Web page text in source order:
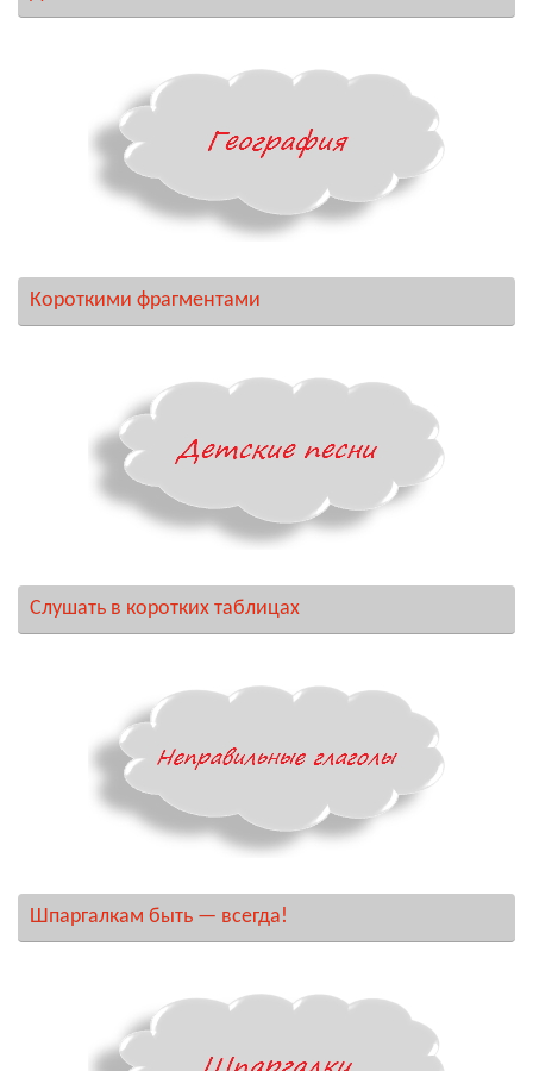
Короткими фрагментами
Слушать в коротких таблицах
Шпаргалкам быть — всегда!